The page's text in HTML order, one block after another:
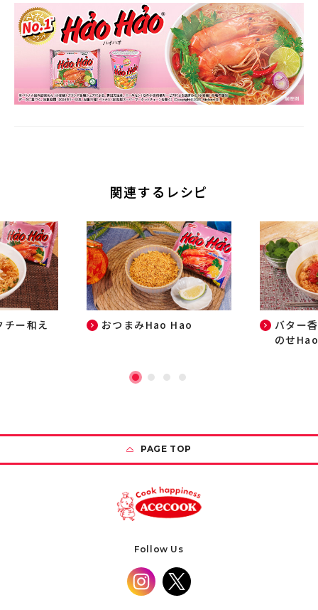
関連するレシピ
チー和え おつまみHao Hao
バター
のせ
PAGE TOP
Follow Us